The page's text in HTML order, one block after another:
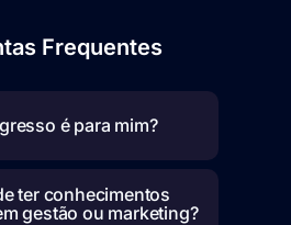
Frequentes
é para mim?
ter conhecimentos
gestão ou marketing?